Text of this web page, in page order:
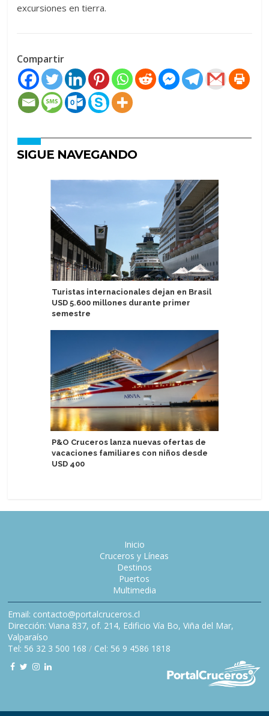
excursiones en tierra.
Compartir
SIGUE NAVEGANDO
Turistas internacionales dejan en Brasil
USD 5.600 millones durante primer
semestre
P&O Cruceros lanza nuevas ofertas de
vacaciones familiares con niños desde
USD 400
Inicio
Cruceros y Líneas
Destinos
Puertos
Multimedia
Email: contacto@portalcruceros.cl
Dirección: Viana 837, of. 214, Edificio Vía Bo, Viña del Mar,
Valparaíso
Tel: 56 32 3 500 168 / Cel: 56 9 4586 1818